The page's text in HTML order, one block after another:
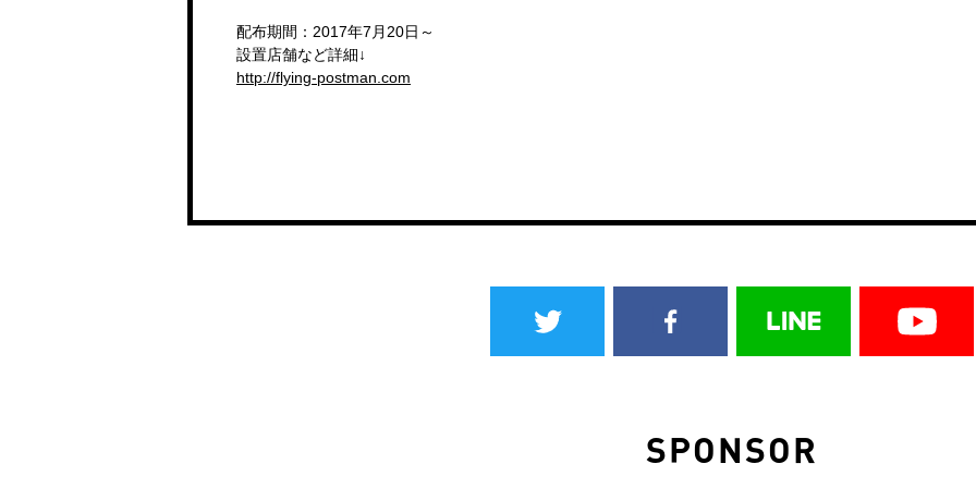
配布期間：2017年7月20日～
設置店舗など詳細↓
http://flying-postman.com
SPONSOR